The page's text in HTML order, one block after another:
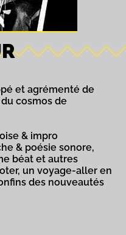
et agrémenté de
cosmos de
& impro
& poésie sonore,
béat et autres
un voyage-aller en
des nouveautés